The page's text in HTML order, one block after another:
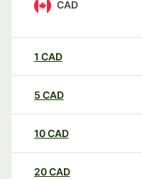
CAD
1 CAD
5 CAD
10CAD
20CAD